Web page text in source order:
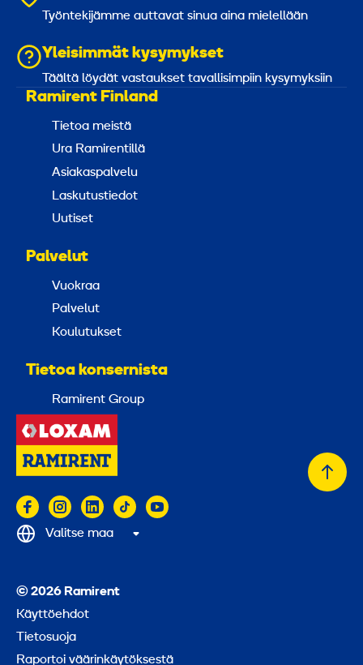
Työntekijämme auttavat sinua aina mielellään
Yleisimmät kysymykset
Täältä löydät vastaukset tavallisimpiin kysymyksiin
Ramirent Finland
Tietoa meistä
Ura Ramirentillä
Asiakaspalvelu
Laskutustiedot
Uutiset
Palvelut
Vuokraa
Palvelut
Koulutukset
Tietoa konsernista
Ramirent Group
© 2026 Ramirent
Käyttöehdot
Tietosuoja
Raportoi väärinkäytöksestä
Valitse maa